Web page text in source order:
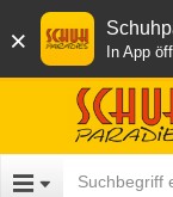
× In App